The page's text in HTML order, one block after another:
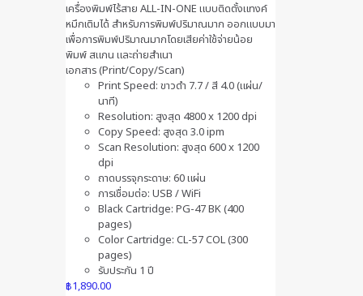
เครื่องพิมพ์ไร้สาย ALL-IN-ONE แบบติดตั้งแทงค์
หมึกเติมได้ สำหรับการพิมพ์ปริมาณมาก ออกแบบมา
เพื่อการพิมพ์ปริมาณมากโดยเสียค่าใช้จ่ายน้อย
พิมพ์ สแกน และถ่ายสำเนา
เอกสาร (Print/Copy/Scan)
Print Speed: ขาวดำ 7.7 / สี 4.0 (แผ่น/
นาที)
Resolution: สูงสุด 4800 x 1200 dpi
Copy Speed: สูงสุด 3.0 ipm
Scan Resolution: สูงสุด 600 x 1200
dpi
ถาดบรรจุกระดาษ: 60 แผ่น
การเชื่อมต่อ: USB / WiFi
Black Cartridge: PG-47 BK (400
pages)
Color Cartridge: CL-57 COL (300
pages)
รับประกัน 1 ปี
฿1,890.00